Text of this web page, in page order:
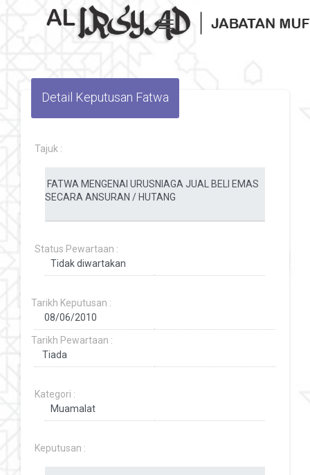
Toggle navigation
Detail Keputusan Fatwa
Tajuk :
Status Pewartaan :
Tarikh Keputusan :
Tarikh Pewartaan :
Kategori :
Keputusan :